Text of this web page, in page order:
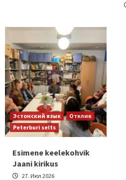
Эстонский язык
Отклик
Peterburi selts
Esimene keelekohvik
Jaani kirikus
27. Июл 2026